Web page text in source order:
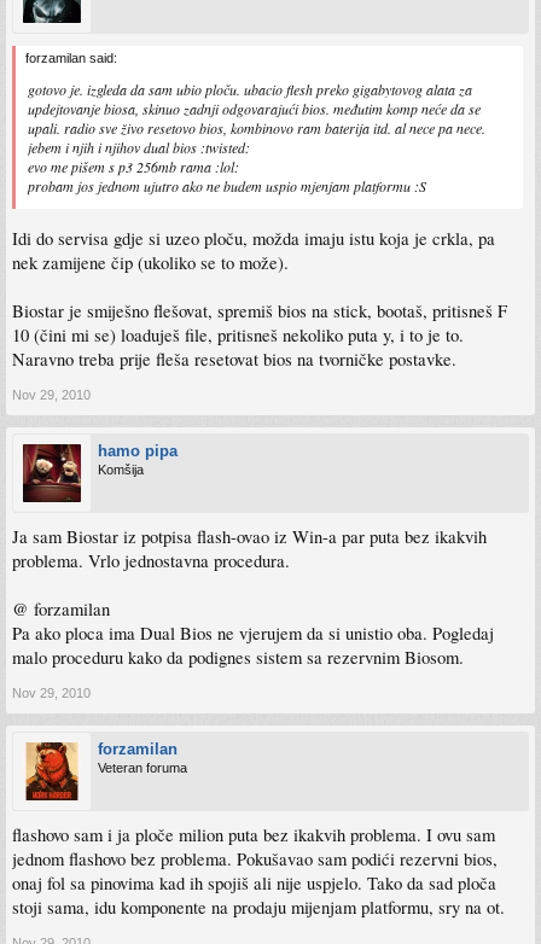
forzamilan said:
gotovo je. izgleda da sam ubio ploču. ubacio flesh preko gigabytovog alata za
updejtovanje biosa, skinuo zadnji odgovarajući bios. međutim komp neće da se
upali. radio sve živo resetovo bios, kombinovo ram baterija itd. al nece pa nece.
jebem i njih i njihov dual bios :twisted:
evo me pišem s p3 256mb rama :lol:
probam jos jednom ujutro ako ne budem uspio mjenjam platformu :S
Idi do servisa gdje si uzeo ploču, možda imaju istu koja je crkla, pa
nek zamijene čip (ukoliko se to može).
Biostar je smiješno flešovat, spremiš bios na stick, bootaš, pritisneš F
10 (čini mi se) loaduješ file, pritisneš nekoliko puta y, i to je to.
Naravno treba prije fleša resetovat bios na tvorničke postavke.
Nov 29, 2010
hamo pipa
Komšija
Ja sam Biostar iz potpisa flash-ovao iz Win-a par puta bez ikakvih
problema. Vrlo jednostavna procedura.
@ forzamilan
Pa ako ploca ima Dual Bios ne vjerujem da si unistio oba. Pogledaj
malo proceduru kako da podignes sistem sa rezervnim Biosom.
Nov 29, 2010
forzamilan
Veteran foruma
flashovo sam i ja ploče milion puta bez ikakvih problema. I ovu sam
jednom flashovo bez problema. Pokušavao sam podići rezervni bios,
onaj fol sa pinovima kad ih spojiš ali nije uspjelo. Tako da sad ploča
stoji sama, idu komponente na prodaju mijenjam platformu, sry na ot.